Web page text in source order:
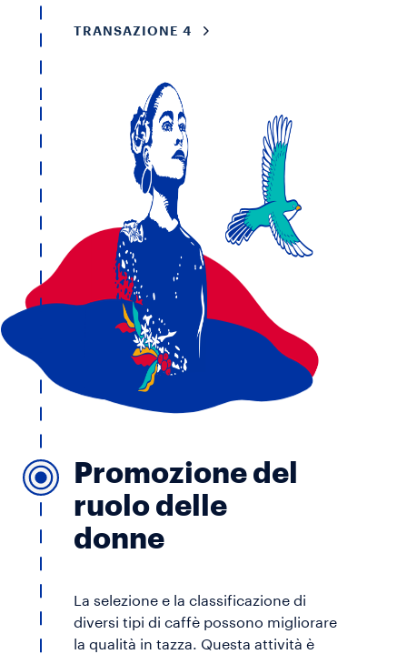
TRANSAZIONE 4
Promozione del
ruolo delle
donne
La selezione e la classificazione di
diversi tipi di caffè possono migliorare
la qualità in tazza. Questa attività è